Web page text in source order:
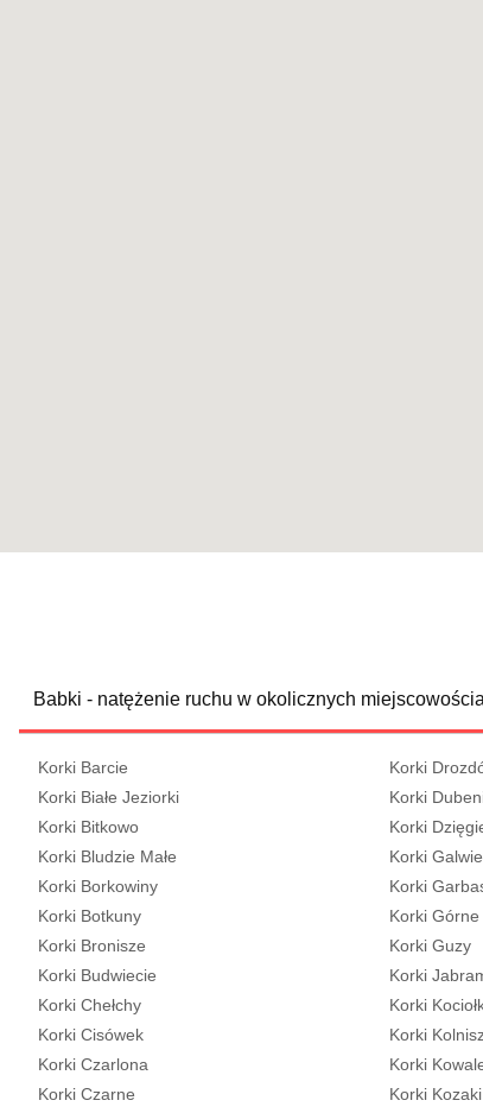
Babki - natężenie ruchu w okolicznych
Korki Barcie
Korki Białe Jeziorki
Korki Bitkowo
Korki Bludzie Małe
Korki Borkowiny
Korki Botkuny
Korki Bronisze
Korki Budwiecie
Korki Chełchy
Korki Cisówek
Korki Czarlona
Korki Czarne
Korki
Korki
Korki
Korki
Korki
Korki Górne
Korki Guzy
Korki
Korki
Korki
Korki
Korki Kozaki